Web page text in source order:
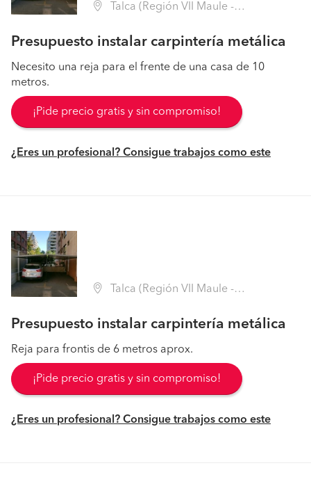
Talca (Región VII Maule - Talca)
Presupuesto instalar carpintería metálica
Necesito una reja para el frente de una casa de 10
metros.
¡Pide precio gratis y sin compromiso!
¿Eres un profesional? Consigue trabajos como este
Talca (Región VII Maule - Talca)
Presupuesto instalar carpintería metálica
Reja para frontis de 6 metros aprox.
¡Pide precio gratis y sin compromiso!
¿Eres un profesional? Consigue trabajos como este